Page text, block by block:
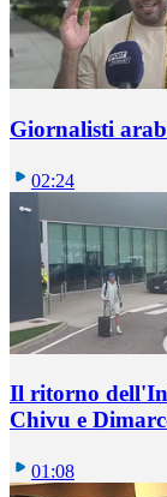
Giornalisti
02:24
Il ritorno
Chivu e
01:08